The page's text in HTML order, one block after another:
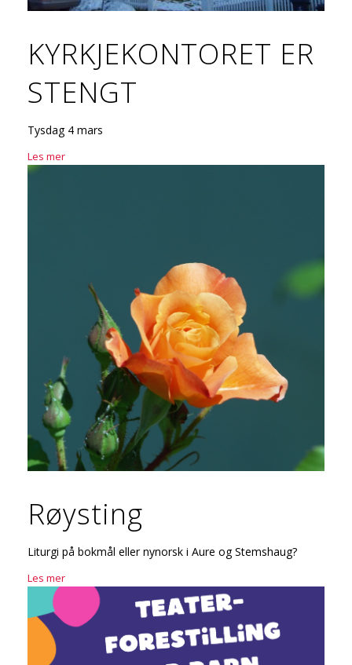
KYRKJEKONTORET ER
STENGT
Tysdag 4 mars
Les mer
Røysting
Liturgi på bokmål eller nynorsk i Aure og Stemshaug?
Les mer